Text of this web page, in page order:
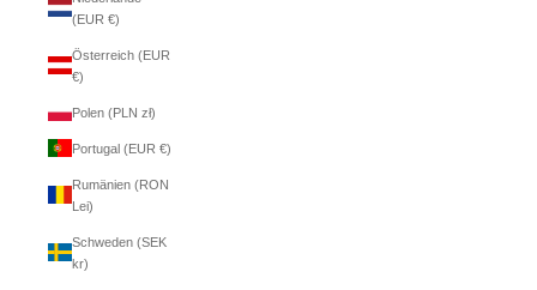
(EUR €)
Österreich (EUR
€)
Polen (PLN zł)
Portugal (EUR €)
Rumänien (RON
Lei)
Schweden (SEK
kr)